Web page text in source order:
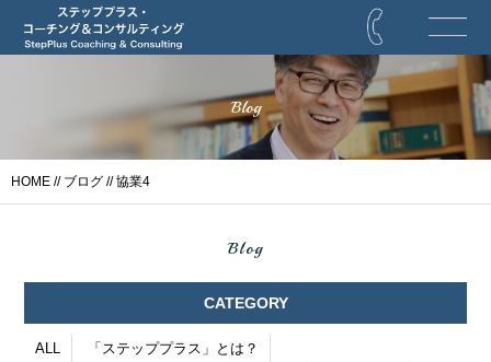
Blog
HOME // ブログ // 協業4
Blog
CATEGORY
ALL
「ステッププラス」とは？